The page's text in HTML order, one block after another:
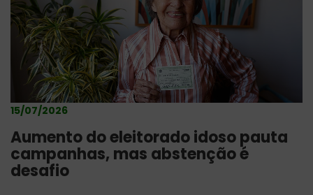
15/07/2026
Aumento do eleitorado idoso pauta
campanhas, mas abstenção é
desafio